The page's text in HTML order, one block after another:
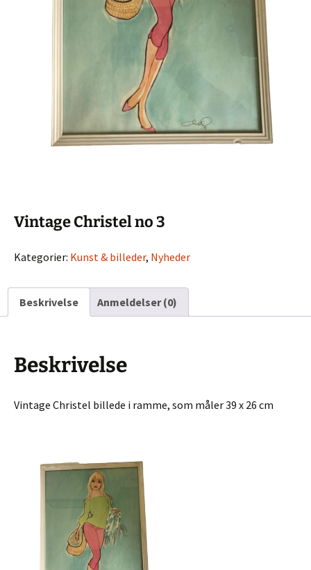
Vintage Christel no 3
Kategorier: Kunst & billeder, Nyheder
Beskrivelse Anmeldelser (0)
Beskrivelse
Vintage Christel billede i ramme, som måler 39 x 26 cm